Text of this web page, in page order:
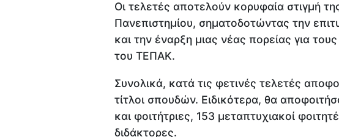
Οι τελετές αποτελούν κορυφαία στιγμή
Πανεπιστημίου, σηματοδοτώντας την
και την έναρξη μιας νέας πορείας για
του ΤΕΠΑΚ.
Συνολικά, κατά τις φετινές τελετές
τίτλοι σπουδών. Ειδικότερα, θα
και φοιτήτριες, 153 μεταπτυχιακοί
διδάκτορες.